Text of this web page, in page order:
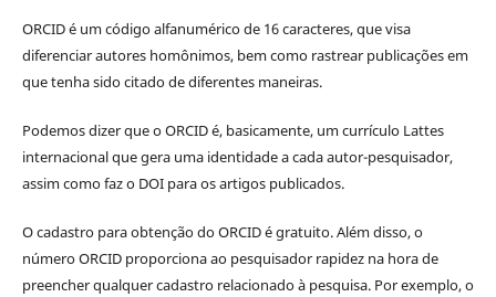
ORCID é um código alfanumérico de 16 caracteres, que visa
diferenciar autores homônimos, bem como rastrear publicações em
que tenha sido citado de diferentes maneiras.
Podemos dizer que o ORCID é, basicamente, um currículo Lattes
internacional que gera uma identidade a cada autor-pesquisador,
assim como faz o DOI para os artigos publicados.
O cadastro para obtenção do ORCID é gratuito. Além disso, o
número ORCID proporciona ao pesquisador rapidez na hora de
preencher qualquer cadastro relacionado à pesquisa. Por exemplo, o